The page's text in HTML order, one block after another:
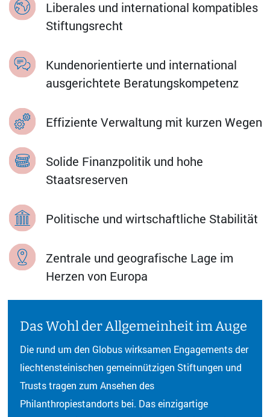
Liberales und international kompatibles
Stiftungsrecht
Kundenorientierte und international
ausgerichtete Beratungskompetenz
Effiziente Verwaltung mit kurzen Wegen
Solide Finanzpolitik und hohe
Staatsreserven
Politische und wirtschaftliche Stabilität
Zentrale und geografische Lage im
Herzen von Europa
Das Wohl der Allgemeinheit im Auge
Die rund um den Globus wirksamen Engagements der
liechtensteinischen gemeinnützigen Stiftungen und
Trusts tragen zum Ansehen des
Philanthropiestandorts bei. Das einzigartige